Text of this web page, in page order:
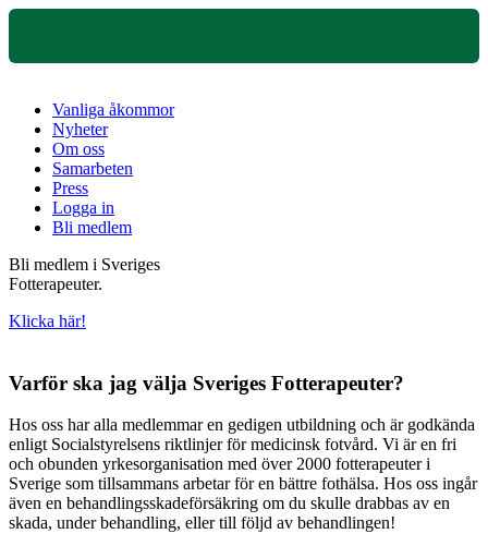
Vanliga åkommor
Nyheter
Om oss
Samarbeten
Press
Logga in
Bli medlem
Bli medlem i Sveriges
Fotterapeuter.
Klicka här!
Varför ska jag välja Sveriges Fotterapeuter?
Hos oss har alla medlemmar en gedigen utbildning och är godkända
enligt Socialstyrelsens riktlinjer för medicinsk fotvård. Vi är en fri
och obunden yrkesorganisation med över 2000 fotterapeuter i
Sverige som tillsammans arbetar för en bättre fothälsa. Hos oss ingår
även en behandlingsskadeförsäkring om du skulle drabbas av en
skada, under behandling, eller till följd av behandlingen!